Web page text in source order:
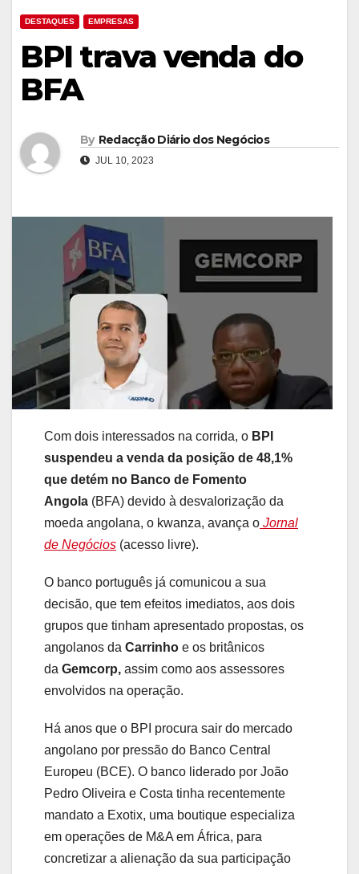
DESTAQUES EMPRESAS
BPI trava venda do
BFA
By Redacção Diário dos Negócios
JUL 10, 2023
Com dois interessados na corrida, o BPI
suspendeu a venda da posição de 48,1%
que detém no Banco de Fomento
Angola (BFA) devido à desvalorização da
moeda angolana, o kwanza, avança o Jornal
de Negócios (acesso livre).
O banco português já comunicou a sua
decisão, que tem efeitos imediatos, aos dois
grupos que tinham apresentado propostas, os
angolanos da Carrinho e os britânicos
da Gemcorp, assim como aos assessores
envolvidos na operação.
Há anos que o BPI procura sair do mercado
angolano por pressão do Banco Central
Europeu (BCE). O banco liderado por João
Pedro Oliveira e Costa tinha recentemente
mandato a Exotix, uma boutique especializa
em operações de M&A em África, para
concretizar a alienação da sua participação